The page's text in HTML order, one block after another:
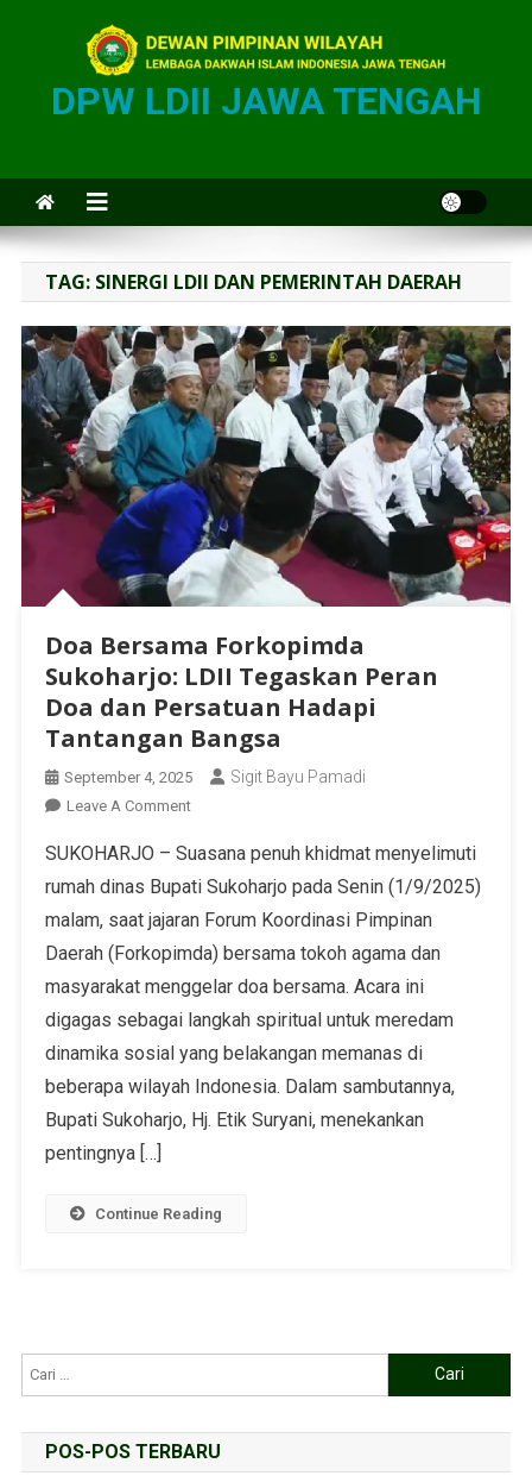
DPW LDII JAWA TENGAH
TAG: SINERGI LDII DAN PEMERINTAH DAERAH
Doa Bersama Forkopimda
Sukoharjo: LDII Tegaskan Peran
Doa dan Persatuan Hadapi
Tantangan Bangsa
September 4, 2025 Sigit Bayu Pamadi
Leave A Comment
SUKOHARJO – Suasana penuh khidmat menyelimuti
rumah dinas Bupati Sukoharjo pada Senin (1/9/2025)
malam, saat jajaran Forum Koordinasi Pimpinan
Daerah (Forkopimda) bersama tokoh agama dan
masyarakat menggelar doa bersama. Acara ini
digagas sebagai langkah spiritual untuk meredam
dinamika sosial yang belakangan memanas di
beberapa wilayah Indonesia. Dalam sambutannya,
Bupati Sukoharjo, Hj. Etik Suryani, menekankan
pentingnya […]
Continue Reading
POS-POS TERBARU